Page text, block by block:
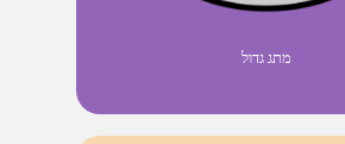
מתג גדול